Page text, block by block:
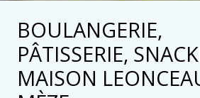
BOULANGERIE,
PÂTISSERIE,
MAISON